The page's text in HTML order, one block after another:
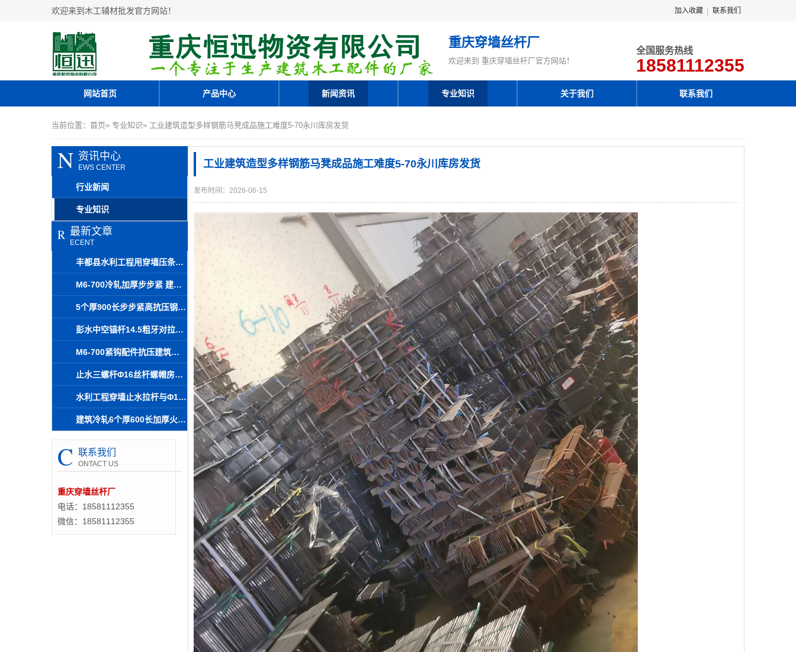
欢迎来到木工辅材批发官方网站！ 加入收藏 | 联系我们
重庆穿墙丝杆厂
欢迎来到 重庆穿墙丝杆厂官方网站！
全国服务热线
18581112355
网站首页 产品中心 新闻资讯 专业知识 关于我们 联系我们
当前位置： 首页» 专业知识» 工业建筑造型多样钢筋马凳成品施工难度5-70永川库房发货
N 资讯中心
EWS CENTER
行业新闻
专业知识
R 最新文章
ECENT
丰都县水利工程用穿墙压条与木工夹丝杆螺杆出售
M6-700冷轧加厚步步紧 建筑用步步紧 凯里可送货 常年销售
5个厚900长步步紧高抗压钢材工地咸丰厂家直销山型卡
彭水中空锚杆14.5粗牙对拉螺杆止水拉杆螺栓高效生产
M6-700紧钩配件抗压建筑步步紧秀山木工工具工地应用
止水三螺杆Φ16丝杆螺帽房建施工防跑模应用
水利工程穿墙止水拉杆与Φ16木工丝杆夹具应用
建筑冷轧6个厚600长加厚火钩 木工专用步步紧 青川可专车到场
C 联系我们
ONTACT US
重庆穿墙丝杆厂
电话：18581112355
微信：18581112355
工业建筑造型多样钢筋马凳成品施工难度5-70永川库房发货
发布时间：2026-06-15